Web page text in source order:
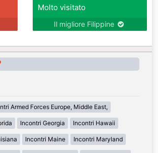
Molto visitato
Il migliore Filippine
Armed Forces Europe, Middle East,
Incontri Georgia Incontri Hawaii
Incontri Maine Incontri Maryland